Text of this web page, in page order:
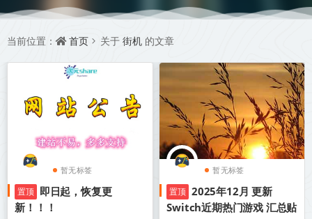
并提供网盘下载
当前位置： 首页 关于 街机 的文章
暂无标签
置顶 即日起，恢复更
新！！！
暂无标签
置顶 2025年12月 更新
Switch近期热门游戏 汇总贴